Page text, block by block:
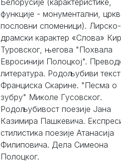
Белорусије (карактеристике,
функције - монументални,
пословни споменици). Лирско-
драмски карактер «Слова»
Туровског, његова "Похвала
Евросинији Полоцкој".
литература. Родољубиви
Франциска Скарине. "Песма о
зубру" Миколе Гусовског.
Родољубивост поезије Јана
Казимира Пашкевича.
стилистика поезије Атанасија
Филиповича. Дела Симеона
Полоцког.